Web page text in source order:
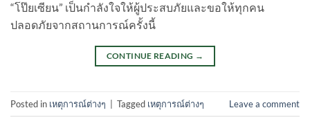
“โป๊ยเซียน” เป็นกำลังใจให้ผู้ประสบภัยและขอให้ทุกคน
ปลอดภัยจากสถานการณ์ครั้งนี้
CONTINUE READING →
Posted in เหตุการณ์ต่างๆ Tagged เหตุการณ์ต่างๆ Leave a comment